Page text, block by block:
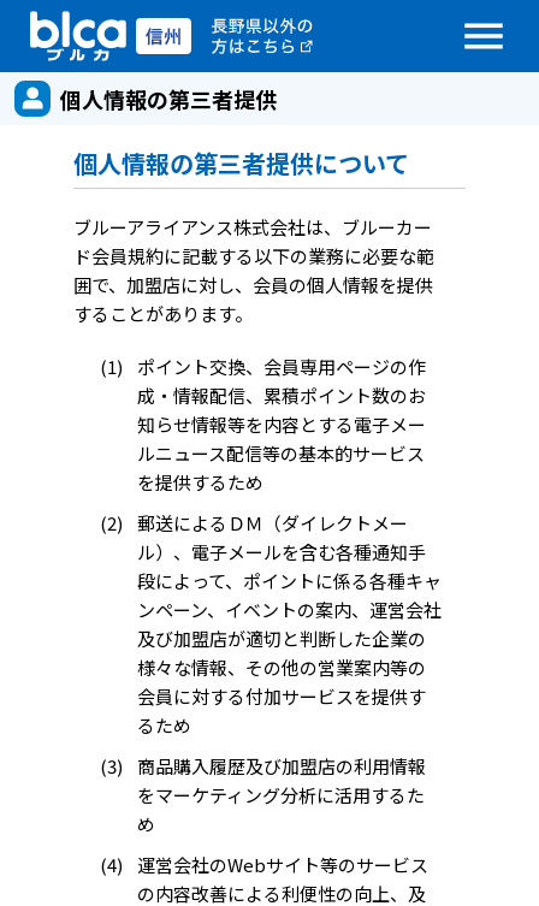
menu
個人情報の第三者提供
個人情報の第三者提供について
ブルーアライアンス株式会社は、ブルーカー
ド会員規約に記載する以下の業務に必要な範
囲で、加盟店に対し、会員の個人情報を提供
することがあります。
ポイント交換、会員専用ページの作
成・情報配信、累積ポイント数のお
知らせ情報等を内容とする電子メー
ルニュース配信等の基本的サービス
を提供するため
郵送によるＤＭ（ダイレクトメー
ル）、電子メールを含む各種通知手
段によって、ポイントに係る各種キャ
ンペーン、イベントの案内、運営会社
及び加盟店が適切と判断した企業の
様々な情報、その他の営業案内等の
会員に対する付加サービスを提供す
るため
商品購入履歴及び加盟店の利用情報
をマーケティング分析に活用するた
め
運営会社のWebサイト等のサービス
の内容改善による利便性の向上、及